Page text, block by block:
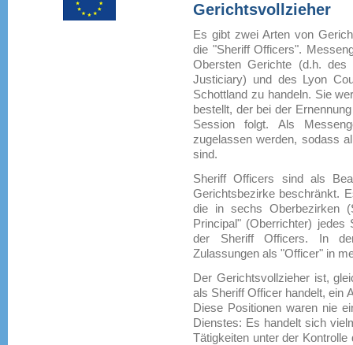
Gerichtsvollzieher
Es gibt zwei Arten von
die "Sheriff Officers".
Obersten Gerichte (d.h.
Justiciary) und des Lyon
Schottland zu handeln. Sie
bestellt, der bei der
Session folgt. Als
zugelassen werden, sodass
sind.
Sheriff Officers sind als
Gerichtsbezirke beschränkt.
die in sechs Oberbezirken
Principal" (Oberrichter)
der Sheriff Officers. In
Zulassungen als "Officer" in
Der Gerichtsvollzieher ist,
als Sheriff Officer handelt, ein
Diese Positionen waren nie
Dienstes: Es handelt sich
Tätigkeiten unter der